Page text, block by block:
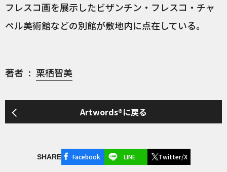
フレスコ画を展示したビザンチン・フレスコ・チャ
ペル美術館などの別館が敷地内に点在している。
著者 栗栖智美
Artwords®に戻る
SHARE Facebook LINE Twitter/X